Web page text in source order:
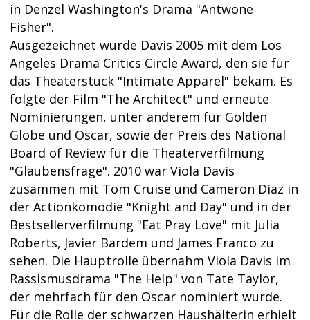
in Denzel Washington's Drama "Antwone
Fisher".
Ausgezeichnet wurde Davis 2005 mit dem Los
Angeles Drama Critics Circle Award, den sie für
das Theaterstück "Intimate Apparel" bekam. Es
folgte der Film "The Architect" und erneute
Nominierungen, unter anderem für Golden
Globe und Oscar, sowie der Preis des National
Board of Review für die Theaterverfilmung
"Glaubensfrage". 2010 war Viola Davis
zusammen mit Tom Cruise und Cameron Diaz in
der Actionkomödie "Knight and Day" und in der
Bestsellerverfilmung "Eat Pray Love" mit Julia
Roberts, Javier Bardem und James Franco zu
sehen. Die Hauptrolle übernahm Viola Davis im
Rassismusdrama "The Help" von Tate Taylor,
der mehrfach für den Oscar nominiert wurde.
Für die Rolle der schwarzen Haushälterin erhielt